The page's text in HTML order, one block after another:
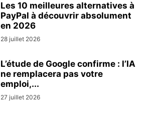
Les 10 meilleures alternatives à
PayPal à découvrir absolument
en 2026
28 juillet 2026
L’étude de Google confirme : l’IA
ne remplacera pas votre
emploi,...
27 juillet 2026